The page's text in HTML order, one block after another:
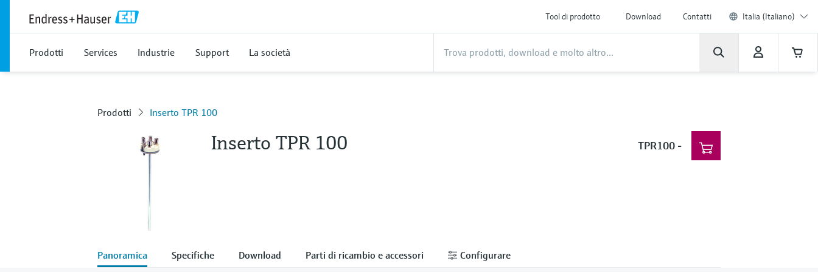
Tool di prodotto Download Contatti Italia (Italiano)
Prodotti Services Industrie Support La società
Prodotti Inserto TPR 100
Inserto TPR 100 TPR100-
Panoramica Specifiche Download Parti di ricambio e accessori Configurare